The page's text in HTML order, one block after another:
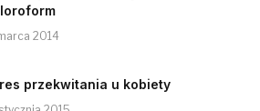
2014
przekwitania u kobiety